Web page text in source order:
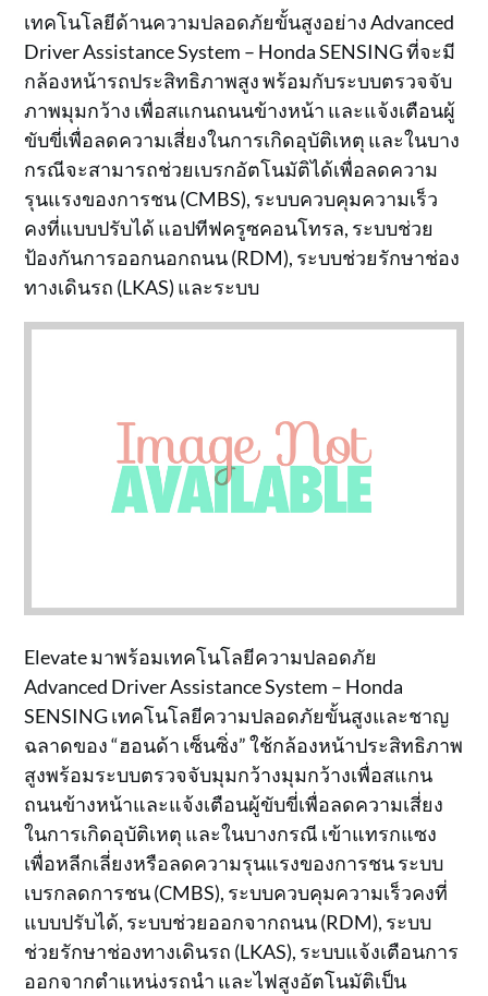
เทคโนโลยีด้านความปลอดภัยขั้นสูงอย่าง Advanced
Driver Assistance System – Honda SENSING ที่จะมี
กล้องหน้ารถประสิทธิภาพสูง พร้อมกับระบบตรวจจับ
ภาพมุมกว้าง เพื่อสแกนถนนข้างหน้า และแจ้งเตือนผู้
ขับขี่เพื่อลดความเสี่ยงในการเกิดอุบัติเหตุ และในบาง
กรณีจะสามารถช่วยเบรกอัตโนมัติได้เพื่อลดความ
รุนแรงของการชน (CMBS), ระบบควบคุมความเร็ว
คงที่แบบปรับได้ แอปทีฟครูซคอนโทรล, ระบบช่วย
ป้องกันการออกนอกถนน (RDM), ระบบช่วยรักษาช่อง
ทางเดินรถ (LKAS) และระบบ
Elevate มาพร้อมเทคโนโลยีความปลอดภัย
Advanced Driver Assistance System – Honda
SENSING เทคโนโลยีความปลอดภัยขั้นสูงและชาญ
ฉลาดของ “ฮอนด้า เซ็นซิ่ง” ใช้กล้องหน้าประสิทธิภาพ
สูงพร้อมระบบตรวจจับมุมกว้างมุมกว้างเพื่อสแกน
ถนนข้างหน้าและแจ้งเตือนผู้ขับขี่เพื่อลดความเสี่ยง
ในการเกิดอุบัติเหตุ และในบางกรณี เข้าแทรกแซง
เพื่อหลีกเลี่ยงหรือลดความรุนแรงของการชน ระบบ
เบรกลดการชน (CMBS), ระบบควบคุมความเร็วคงที่
แบบปรับได้, ระบบช่วยออกจากถนน (RDM), ระบบ
ช่วยรักษาช่องทางเดินรถ (LKAS), ระบบแจ้งเตือนการ
ออกจากตำแหน่งรถนำ และไฟสูงอัตโนมัติเป็น